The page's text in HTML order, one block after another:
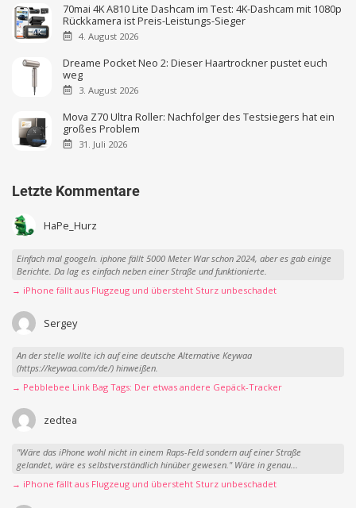
70mai 4K A810 Lite Dashcam im Test: 4K-Dashcam mit 1080p
Rückkamera ist Preis-Leistungs-Sieger
4. August 2026
Dreame Pocket Neo 2: Dieser Haartrockner pustet euch
weg
3. August 2026
Mova Z70 Ultra Roller: Nachfolger des Testsiegers hat ein
großes Problem
31. Juli 2026
Letzte Kommentare
HaPe_Hurz
Einfach mal googeln. iphone fällt 5000 Meter War schon 2024, aber es gab einige
Berichte. Da lag es einfach neben einer Straße und funktionierte.
→ iPhone fällt aus Flugzeug und übersteht Sturz unbeschadet
Sergey
An der stelle wollte ich auf eine deutsche Alternative Keywaa
(https://keywaa.com/de/) hinweißen.
→ Pebblebee Link Bag Tags: Der etwas andere Gepäck-Tracker
zedtea
"Wäre das iPhone wohl nicht in einem Raps-Feld sondern auf einer Straße
gelandet, wäre es selbstverständlich hinüber gewesen." Wäre in genau...
→ iPhone fällt aus Flugzeug und übersteht Sturz unbeschadet